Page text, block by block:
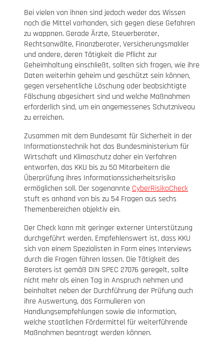
Bei vielen von ihnen sind jedoch weder das Wissen
noch die Mittel vorhanden, sich gegen diese Gefahren
zu wappnen. Gerade Ärzte, Steuerberater,
Rechtsanwälte, Finanzberater, Versicherungsmakler
und andere, deren Tätigkeit die Pflicht zur
Geheimhaltung einschließt, sollten sich fragen, wie ihre
Daten weiterhin geheim und geschützt sein können,
gegen versehentliche Löschung oder beabsichtigte
Fälschung abgesichert sind und welche Maßnahmen
erforderlich sind, um ein angemessenes Schutzniveau
zu erreichen.
Zusammen mit dem Bundesamt für Sicherheit in der
Informationstechnik hat das Bundesministerium für
Wirtschaft und Klimaschutz daher ein Verfahren
entworfen, das KKU bis zu 50 Mitarbeitern die
Überprüfung ihres Informationssicherheitsrisiko
ermöglichen soll. Der sogenannte CyberRisikoCheck
stuft es anhand von bis zu 54 Fragen aus sechs
Themenbereichen objektiv ein.
Der Check kann mit geringer externer Unterstützung
durchgeführt werden. Empfehlenswert ist, dass KKU
sich von einem Spezialisten in Form eines Interviews
durch die Fragen führen lassen. Die Tätigkeit des
Beraters ist gemäß DIN SPEC 27076 geregelt, sollte
nicht mehr als einen Tag in Anspruch nehmen und
beinhaltet neben der Durchführung der Prüfung auch
ihre Auswertung, das Formulieren von
Handlungsempfehlungen sowie die Information,
welche staatlichen Fördermittel für weiterführende
Maßnahmen beantragt werden können.